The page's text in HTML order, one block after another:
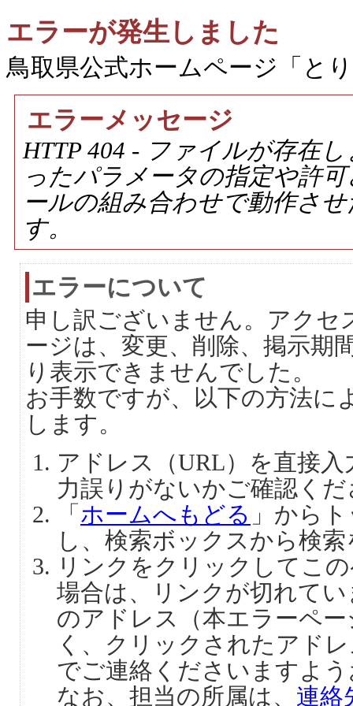
エラーが発生しました
鳥取県公式ホームページ「と
エラーメッセージ
HTTP 404 - ファイルが存在
ったパラメータの指定や許
ールの組み合わせで動作さ
す。
エラーについて
申し訳ございません。アクセ
ージは、変更、削除、掲示期
り表示できませんでした。
お手数ですが、以下の方法に
します。
アドレス（URL）を直接
力誤りがないかご確認く
「 ホームへもどる 」から
し、検索ボックスから検
リンクをクリックしてこ
場合は、リンクが切れて
のアドレス（本エラーペ
く、クリックされたアド
でご連絡くださいますよ
なお、担当の所属は、 連絡